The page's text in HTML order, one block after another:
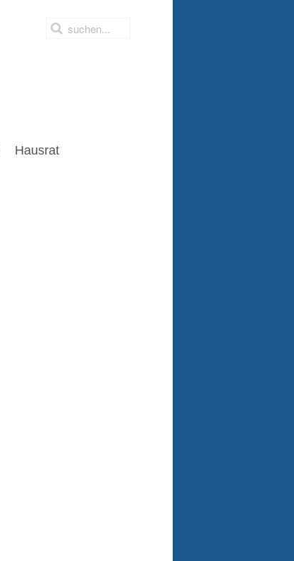
Hausrat